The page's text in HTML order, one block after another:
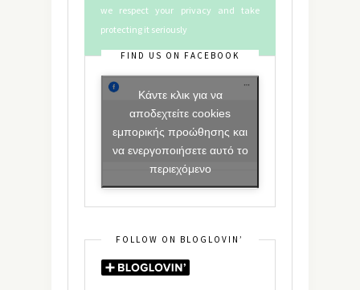
we respect your privacy and take
protecting it seriously
FIND US ON FACEBOOK
Κάντε κλικ για να
αποδεχτείτε cookies
εμπορικής προώθησης και
να ενεργοποιήσετε αυτό το
περιεχόμενο
FOLLOW ON BLOGLOVIN’